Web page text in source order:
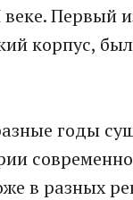
Первый
корпус,
годы
в разных